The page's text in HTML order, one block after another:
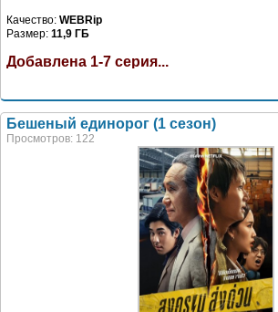
Качество: WEBRip
Размер: 11,9 ГБ
Добавлена 1-7 серия...
Бешеный единорог (1 сезон)
Просмотров: 122